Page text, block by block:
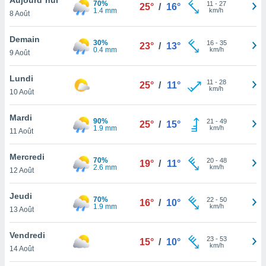
et
»,
au
vous
qu'ils
ou
le
ainsi
un
la
du
8 Août
70%
1.4 mm
25° / 16° 11 - 27
km/h
Demain
9 Août
30%
0.4 mm
23° / 13° 16- 35
km/h
Lundi
10 Août
25° / 11° 11 - 28
km/h
Mardi
11 Août
90%
1.9 mm
25° / 15° 21 - 49
km/h
Mercredi
12 Août
70%
2.6 mm
19° / 11° 20- 48
km/h
Jeudi
13 Août
70%
1.9 mm
16° / 10° 22- 50
km/h
Vendredi
14 Août
15° / 10° 23- 53
km/h